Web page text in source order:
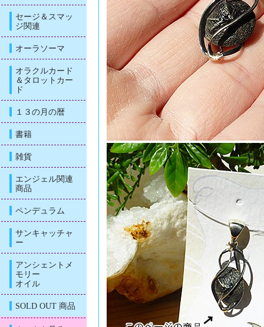
セージ＆スマッ
ジ関連
オーラソーマ
オラクルカード
＆タロットカー
ド
１３の月の暦
書籍
雑貨
エンジェル関連
商品
ペンデュラム
サンキャッチャ
ー
アンシェントメ
モリー
オイル
SOLD OUT 商品